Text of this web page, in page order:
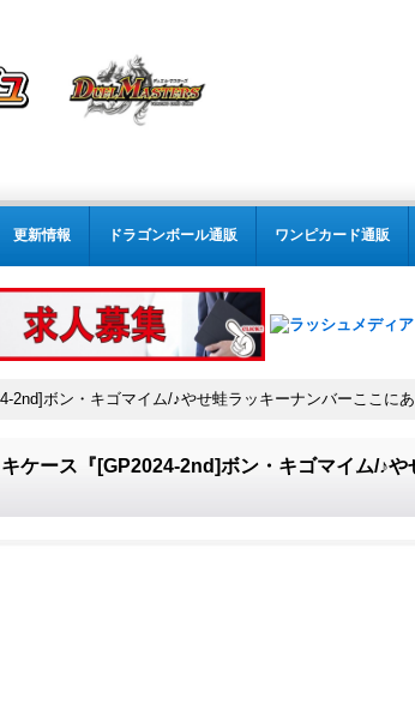
更新情報 ドラゴンボール通販 ワンピカード通販
2nd]ボン・キゴマイム/♪やせ蛙ラッキーナンバーここに
ケース『[GP2024-2nd]ボン・キゴマイム/♪や